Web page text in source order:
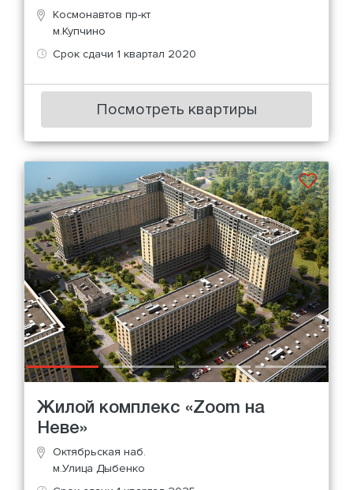
Космонавтов пр-кт
м.Купчино
Срок сдачи 1 квартал 2020
Посмотреть квартиры
Жилой комплекс «Zoom на
Неве»
Октябрьская наб.
м.Улица Дыбенко